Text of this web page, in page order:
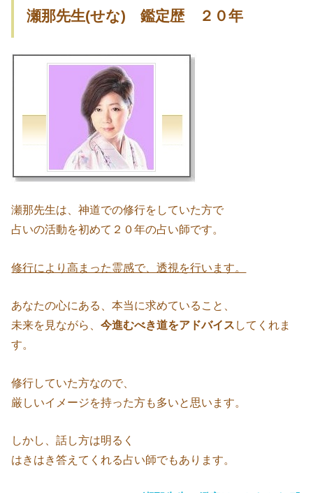
瀬那先生(せな) 鑑定歴 ２０年
瀬那先生は、神道での修行をしていた方で
占いの活動を初めて２０年の占い師です。
修行により高まった霊感で、透視を行います。
あなたの心にある、本当に求めていること、
未来を見ながら、今進むべき道をアドバイス してくれま
す。
修行していた方なので、
厳しいイメージを持った方も多いと思います。
しかし、話し方は明るく
はきはき答えてくれる占い師でもあります。